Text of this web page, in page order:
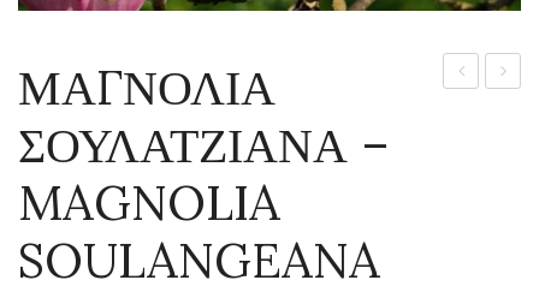
ΜΑΓΝΟΛΙΑ
ΣΟΥΛΑΤΖΙΑΝΑ –
MAGNOLIA
SOULANGEANA